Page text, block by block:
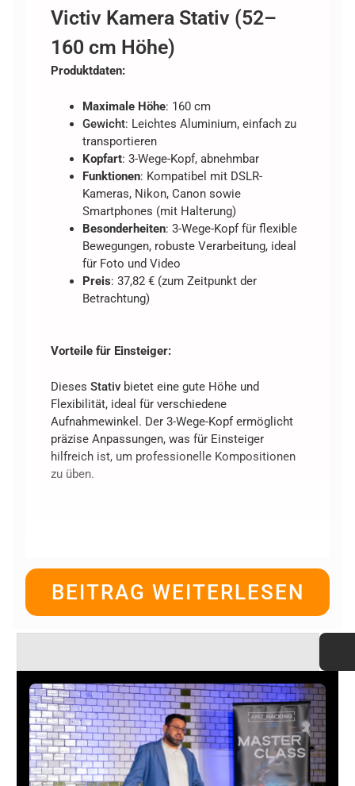
Victiv Kamera Stativ (52–
160 cm Höhe)
Produktdaten:
Maximale Höhe: 160 cm
Gewicht: Leichtes Aluminium, einfach zu
transportieren
Kopfart: 3-Wege-Kopf, abnehmbar
Funktionen: Kompatibel mit DSLR-
Kameras, Nikon, Canon sowie
Smartphones (mit Halterung)
Besonderheiten: 3-Wege-Kopf für flexible
Bewegungen, robuste Verarbeitung, ideal
für Foto und Video
Preis: 37,82 € (zum Zeitpunkt der
Betrachtung)
Vorteile für Einsteiger:
Dieses Stativ bietet eine gute Höhe und
Flexibilität, ideal für verschiedene
Aufnahmewinkel. Der 3-Wege-Kopf ermöglicht
präzise Anpassungen, was für Einsteiger
hilfreich ist, um professionelle Kompositionen
zu üben.
BEITRAG WEITERLESEN